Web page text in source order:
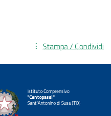
Stampa / Condividi
Istituto Comprensivo
"Centopassi"
Sant'Antonino di Susa (TO)